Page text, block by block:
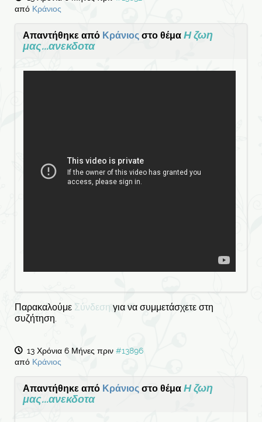
από Κράνιος
Απαντήθηκε από Κράνιος στο θέμα Η ζωη
μας...ανεκδοτα
Παρακαλούμε Σύνδεση για να συμμετάσχετε στη
συζήτηση.
13 Χρόνια 6 Μήνες πριν #13896
από Κράνιος
Απαντήθηκε από Κράνιος στο θέμα Η ζωη
μας...ανεκδοτα